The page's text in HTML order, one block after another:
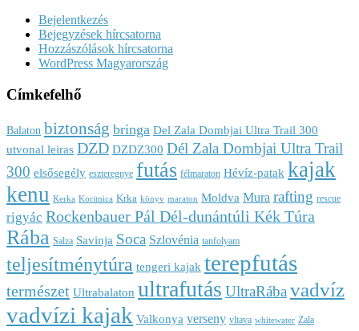
Bejelentkezés
Bejegyzések hírcsatorna
Hozzászólások hírcsatorna
WordPress Magyarország
Címkefelhő
Balaton biztonság bringa Del Zala Dombjai Ultra Trail 300
utvonal leiras DZD DZDZ300 Dél Zala Dombjai Ultra Trail
300 elsősegély eszteregnye futás félmaraton Hévíz-patak kajak
kenu Kerka Koritnica Krka könyv maraton Moldva Mura rafting rescue
rigyác Rockenbauer Pál Dél-dunántúli Kék Túra
Rába Salza Savinja Soca Szlovénia tanfolyam
teljesítménytúra tengeri kajak terepfutás
természet Ultrabalaton ultrafutás UltraRába vadvíz
vadvízi kajak Valkonya verseny vltava whitewater Zala